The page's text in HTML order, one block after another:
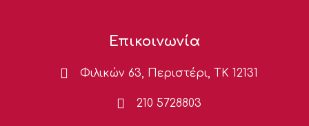
Επικοινωνία
Φιλικών 63, Περιστέρι, ΤΚ 12131
210 5728803